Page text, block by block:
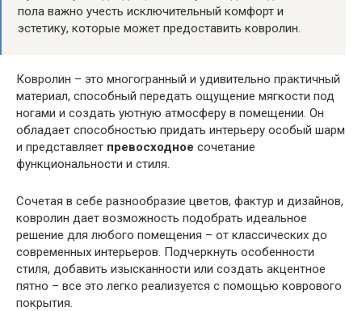
пола важно учесть исключительный комфорт и
эстетику, которые может предоставить ковролин.
Ковролин – это многогранный и удивительно практичный
материал, способный передать ощущение мягкости под
ногами и создать уютную атмосферу в помещении. Он
обладает способностью придать интерьеру особый шарм
и представляет превосходное сочетание
функциональности и стиля.
Сочетая в себе разнообразие цветов, фактур и дизайнов,
ковролин дает возможность подобрать идеальное
решение для любого помещения – от классических до
современных интерьеров. Подчеркнуть особенности
стиля, добавить изысканности или создать акцентное
пятно – все это легко реализуется с помощью коврового
покрытия.